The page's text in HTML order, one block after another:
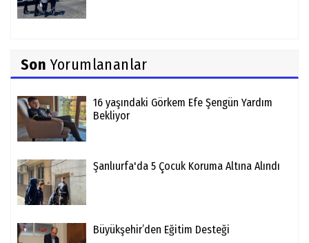
Son Yorumlananlar
16 yaşındaki Görkem Efe Şengün Yardım
Bekliyor
Şanlıurfa'da 5 Çocuk Koruma Altına Alındı
Büyükşehir’den Eğitim Desteği